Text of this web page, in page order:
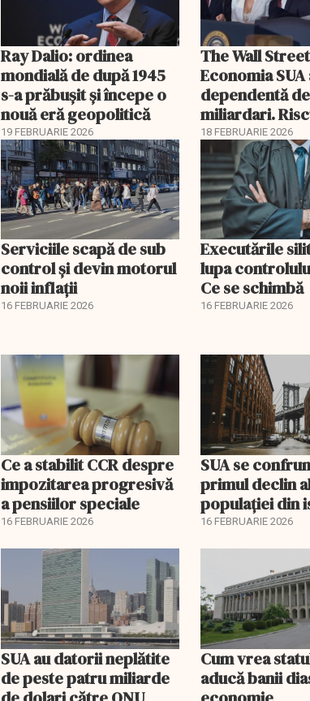
Ray Dalio: ordinea
mondială de după 1945
s-a prăbușit și începe o
nouă eră geopolitică
19 FEBRUARIE 2026
The Wall
Economia
dependentă de
miliardari.
pentru burse
18 FEBRUARIE 2026
Serviciile scapă de sub
control și devin motorul
noii inflații
16 FEBRUARIE 2026
Executările
lupa
Ce se schimbă
16 FEBRUARIE 2026
Ce a stabilit CCR despre
impozitarea progresivă
a pensiilor speciale
16 FEBRUARIE 2026
SUA se
primul declin
populației din
16 FEBRUARIE 2026
SUA au datorii neplătite
de peste patru miliarde
Cum vrea
aducă banii